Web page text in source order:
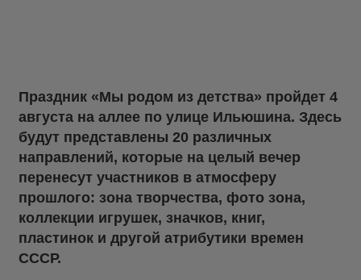
Праздник «Мы родом из детства» пройдет 4
августа на аллее по улице Ильюшина. Здесь
будут представлены 20 различных
направлений, которые на целый вечер
перенесут участников в атмосферу
прошлого: зона творчества, фото зона,
коллекции игрушек, значков, книг,
пластинок и другой атрибутики времен
СССР.